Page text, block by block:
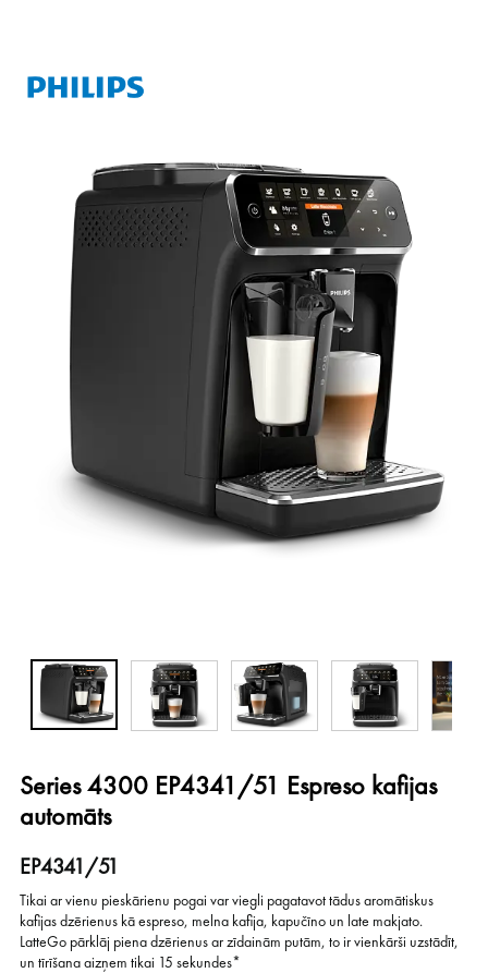
Series 4300 EP4341/51 Espreso kafijas
automāts
EP4341/51
Tikai ar vienu pieskārienu pogai var viegli pagatavot tādus aromātiskus
kafijas dzērienus kā espreso, melna kafija, kapučīno un late makjato.
LatteGo pārklāj piena dzērienus ar zīdainām putām, to ir vienkārši uzstādīt,
un tīrīšana aizņem tikai 15 sekundes*